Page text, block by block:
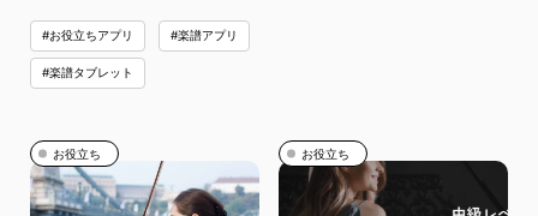
#お役立ちアプリ #楽譜アプリ
#楽譜タブレット
お役立ち お役立ち